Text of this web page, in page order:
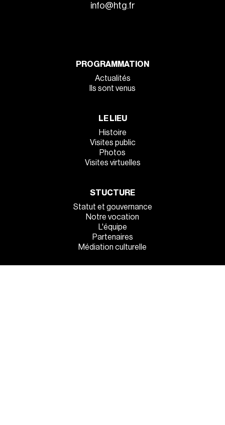
info@htg.fr
PROGRAMMATION
Actualités
Ils sont venus
LE LIEU
Histoire
Visites public
Photos
Visites virtuelles
STUCTURE
Statut et gouvernance
Notre vocation
L'équipe
Partenaires
Médiation culturelle